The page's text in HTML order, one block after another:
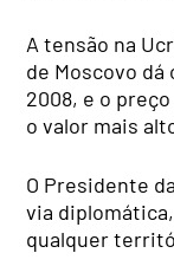
A tensão na
de Moscovo
2008, e o
o valor mais
O Presidente
via
qualquer